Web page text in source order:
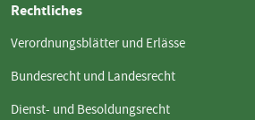
Rechtliches
Verordnungsblätter und Erlässe
Bundesrecht und Landesrecht
Dienst- und Besoldungsrecht